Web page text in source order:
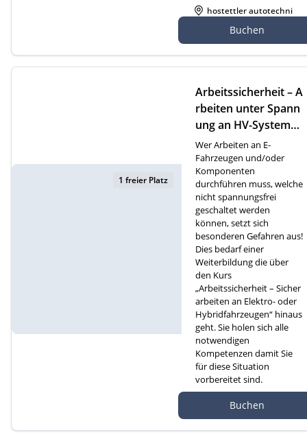
hostettler autotechni
7, 6018 Buttisholz
Buchen
1 freier Platz
Arbeitssicherheit – A
rbeiten unter Spann
ung an HV-Systemen
(D)
Wer Arbeiten an E-
Fahrzeugen und/oder
Komponenten
durchführen muss, welche
nicht spannungsfrei
geschaltet werden
können, setzt sich
besonderen Gefahren aus!
Dies bedarf einer
Weiterbildung die über
den Kurs
„Arbeitssicherheit – Sicher
arbeiten an Elektro- oder
Hybridfahrzeugen“ hinaus
geht. Sie holen sich alle
notwendigen
Kompetenzen damit Sie
für diese Situation
vorbereitet sind.
atte 1D, 6260 Reiden
Buchen